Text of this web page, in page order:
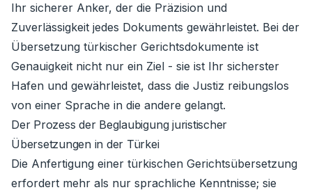
Ihr sicherer Anker, der die Präzision und
Zuverlässigkeit jedes Dokuments gewährleistet. Bei der
Übersetzung türkischer Gerichtsdokumente ist
Genauigkeit nicht nur ein Ziel - sie ist Ihr sicherster
Hafen und gewährleistet, dass die Justiz reibungslos
von einer Sprache in die andere gelangt.
Der Prozess der Beglaubigung juristischer
Übersetzungen in der Türkei
Die Anfertigung einer türkischen Gerichtsübersetzung
erfordert mehr als nur sprachliche Kenntnisse; sie